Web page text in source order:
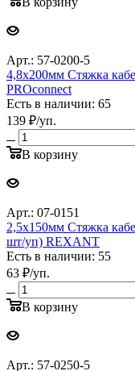
Арт.: 57-0200-5
4,8х200мм Стяжка
PROconnect
Есть в наличии: 65
139 ₽/уп.
В корзину
Арт.: 07-0151
2,5х150мм Стяжка
шт/уп) REXANT
Есть в наличии: 55
63 ₽/уп.
В корзину
Арт.: 57-0250-5